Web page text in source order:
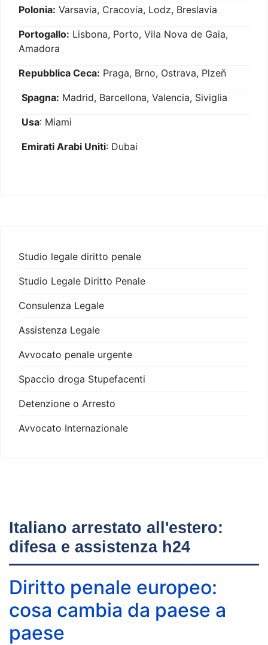
Polonia: Varsavia, Cracovia, Lodz, Breslavia
Portogallo: Lisbona, Porto, Vila Nova de Gaia,
Amadora
Repubblica Ceca: Praga, Brno, Ostrava, Plzeň
Spagna: Madrid, Barcellona, Valencia, Siviglia
Usa: Miami
Emirati Arabi Uniti: Dubai
Studio legale diritto penale
Studio Legale Diritto Penale
Consulenza Legale
Assistenza Legale
Avvocato penale urgente
Spaccio droga Stupefacenti
Detenzione o Arresto
Avvocato Internazionale
Italiano arrestato all'estero:
difesa e assistenza h24
Diritto penale europeo:
cosa cambia da paese a
paese